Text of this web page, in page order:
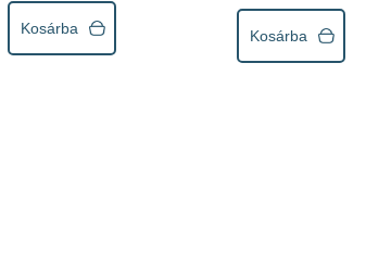
Kosárba Kosárba